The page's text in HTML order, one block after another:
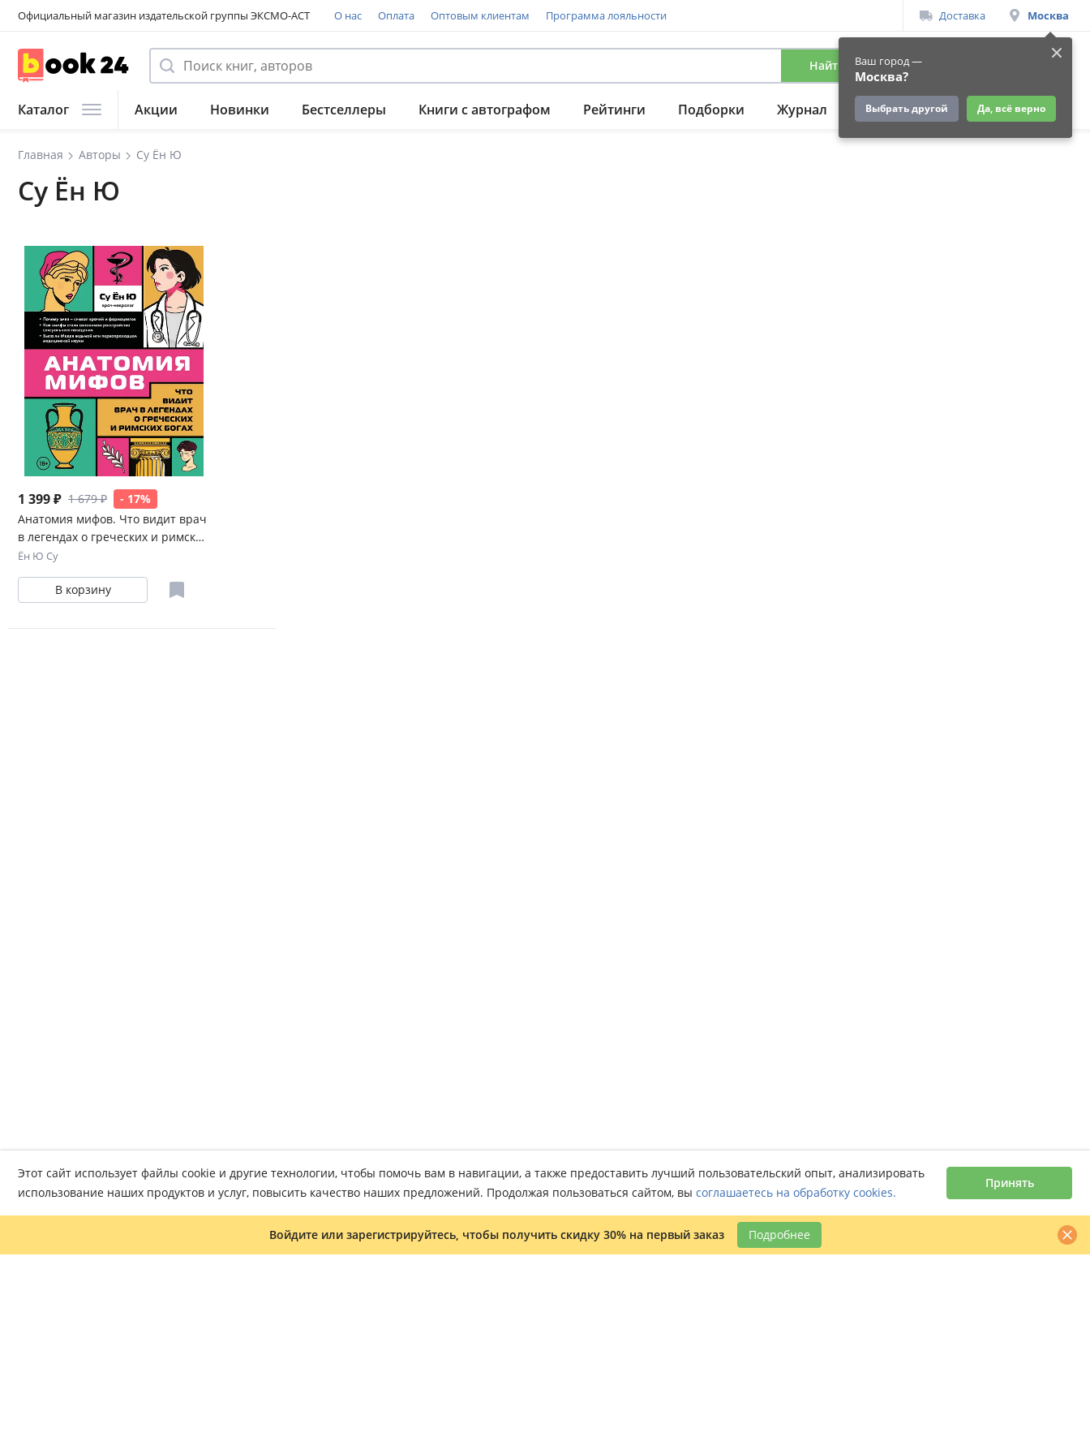
Официальный магазин издательской группы ЭКСМО-АСТ О нас Оплата Оптовым клиентам Программа лояльности Доставка Москва
Ваш город —
Москва?
Выбрать другой Да, всё верно
Найти Вход
Каталог Акции Новинки Бестселлеры Книги с автографом Рейтинги Подборки Журнал Подарки Ещё
Главная Авторы Су Ён Ю
Су Ён Ю
1 399 ₽ 1 679 ₽
- 17%
Анатомия мифов. Что видит врач
в легендах о греческих и римских
богах
Ён Ю Су
В корзину
Войдите или зарегистрируйтесь, чтобы получить скидку 30% на первый заказ Подробнее
Этот сайт использует файлы cookie и другие технологии, чтобы помочь вам в навигации, а также предоставить лучший пользовательский опыт, анализировать
использование наших продуктов и услуг, повысить качество наших предложений. Продолжая пользоваться сайтом, вы соглашаетесь на обработку cookies.
Принять